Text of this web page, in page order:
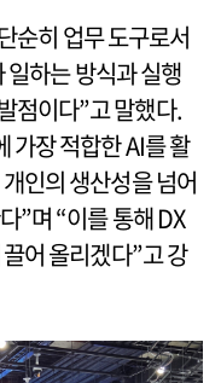
순히 업무 도구로서
하는 방식과 실행
점이다”고 말했다.
가장 적합한 AI를 활
인의 생산성을 넘어
”며 “이를 통해 DX
어 올리겠다”고 강